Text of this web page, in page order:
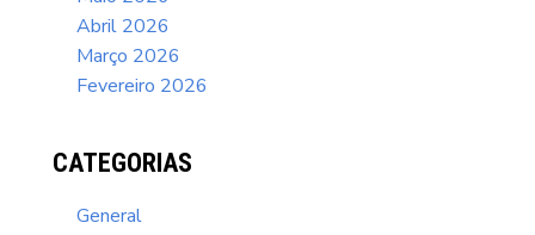
Abril 2026
Março 2026
Fevereiro 2026
CATEGORIAS
General